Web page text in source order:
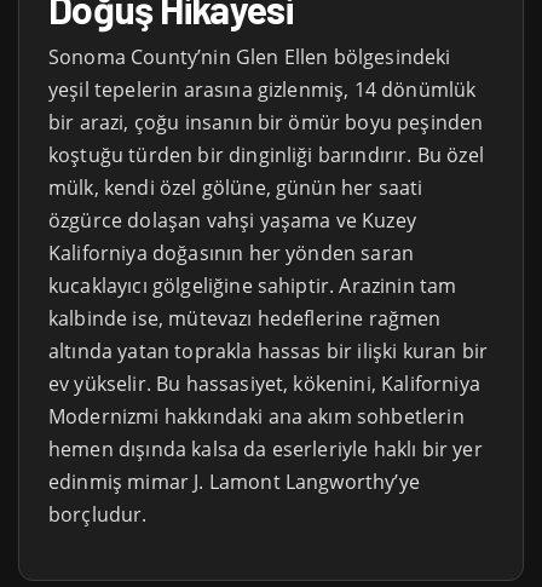
Sonoma County’nin Glen Ellen bölgesindeki
yeşil tepelerin arasına gizlenmiş, 14 dönümlük
bir arazi, çoğu insanın bir ömür boyu peşinden
koştuğu türden bir dinginliği barındırır. Bu özel
mülk, kendi özel gölüne, günün her saati
özgürce dolaşan vahşi yaşama ve Kuzey
Kaliforniya doğasının her yönden saran
kucaklayıcı gölgeliğine sahiptir. Arazinin tam
kalbinde ise, mütevazı hedeflerine rağmen
altında yatan toprakla hassas bir ilişki kuran bir
ev yükselir. Bu hassasiyet, kökenini, Kaliforniya
Modernizmi hakkındaki ana akım sohbetlerin
hemen dışında kalsa da eserleriyle haklı bir yer
edinmiş mimar J. Lamont Langworthy’ye
borçludur.